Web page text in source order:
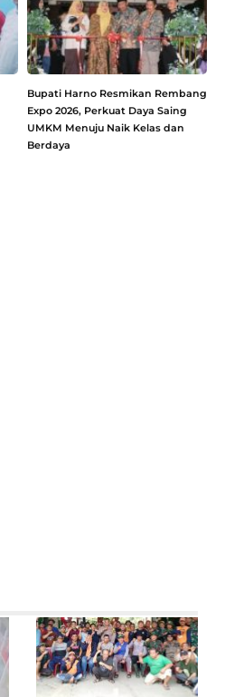
Bupati Harno Resmikan Rembang
Expo 2026, Perkuat Daya Saing
UMKM Menuju Naik Kelas dan
Berdaya